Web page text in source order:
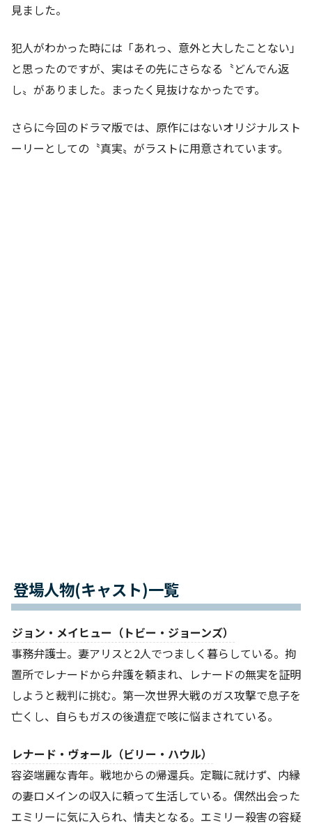
見ました。
犯人がわかった時には「あれっ、意外と大したことない」
と思ったのですが、実はその先にさらなる〝どんでん返
し〟がありました。まったく見抜けなかったです。
さらに今回のドラマ版では、原作にはないオリジナルスト
ーリーとしての〝真実〟がラストに用意されています。
登場人物(キャスト)一覧
ジョン・メイヒュー（トビー・ジョーンズ）
事務弁護士。妻アリスと2人でつましく暮らしている。拘
置所でレナードから弁護を頼まれ、レナードの無実を証明
しようと裁判に挑む。第一次世界大戦のガス攻撃で息子を
亡くし、自らもガスの後遺症で咳に悩まされている。
レナード・ヴォール（ビリー・ハウル）
容姿端麗な青年。戦地からの帰還兵。定職に就けず、内縁
の妻ロメインの収入に頼って生活している。偶然出会った
エミリーに気に入られ、情夫となる。エミリー殺害の容疑